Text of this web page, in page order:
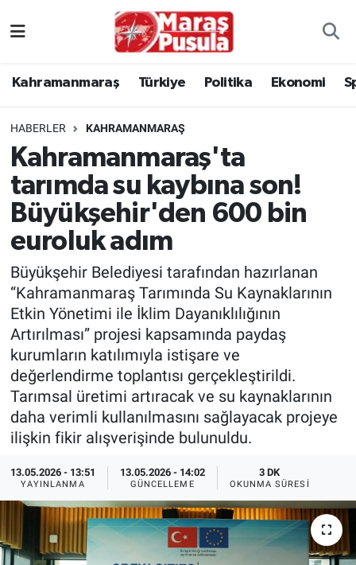
Kahramanmaraş Türkiye Politika Ekonomi
HABERLER KAHRAMANMARAŞ
Kahramanmaraş'ta
tarımda su kaybına son!
Büyükşehir'den 600 bin
euroluk adım
Büyükşehir Belediyesi tarafından hazırlanan
“Kahramanmaraş Tarımında Su Kaynaklarının
Etkin Yönetimi ile İklim Dayanıklılığının
Artırılması” projesi kapsamında paydaş
kurumların katılımıyla istişare ve
değerlendirme toplantısı gerçekleştirildi.
Tarımsal üretimi artıracak ve su kaynaklarının
daha verimli kullanılmasını sağlayacak projeye
ilişkin fikir alışverişinde bulunuldu.
13.05.2026 - 13:51
YAYINLANMA
13.05.2026 - 14:02
GÜNCELLEME
3 DK
OKUNMA SÜRESI
Politika
Ekonomi
Spor
Kültür Sanat
Sağlık
TEKNOLOJİ
Dünya
İlçeler
MAGAZİN
Bilim, Teknoloji
İstanbul Trafik Yoğunluk Haritası
Süper Lig Puan Durumu ve Fikstür
Tüm Manşetler
Son Dakika Haberleri
Haber Arşivi